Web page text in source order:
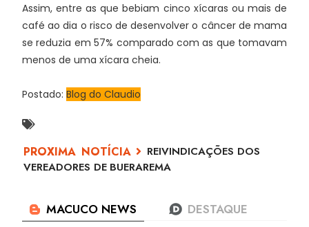
Assim, entre as que bebiam cinco xícaras ou mais de
café ao dia o risco de desenvolver o câncer de mama
se reduzia em 57% comparado com as que tomavam
menos de uma xícara cheia.
Postado: Blog do Claudio
REIVINDICAÇÕES DOS
VEREADORES DE BUERAREMA